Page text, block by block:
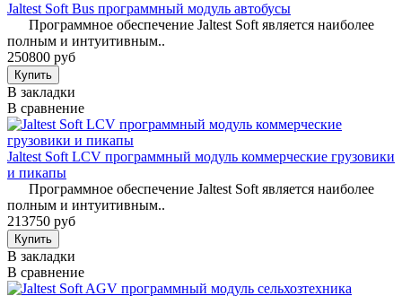
Jaltest Soft Bus программный модуль автобусы
Программное обеспечение Jaltest Soft является наиболее
полным и интуитивным..
250800 руб
В закладки
В сравнение
Jaltest Soft LCV программный модуль коммерческие грузовики
и пикапы
Программное обеспечение Jaltest Soft является наиболее
полным и интуитивным..
213750 руб
В закладки
В сравнение